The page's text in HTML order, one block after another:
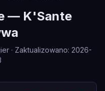
— K'Sante
· Zaktualizowano: 2026-